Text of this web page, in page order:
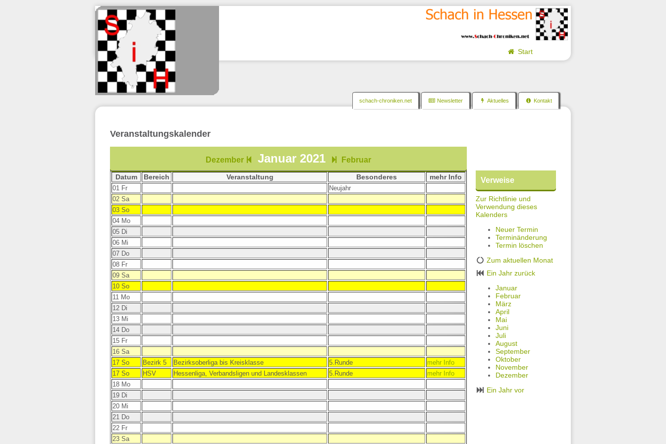
schach-chroniken.net Newsletter Aktuelles Kontakt
Veranstaltungskalender
Dezember Januar 2021 Februar
Datum Bereich Veranstaltung Besonderes mehr Info
01 Fr
Neujahr
02 Sa
03 So
04 Mo
05 Di
06 Mi
07 Do
08 Fr
09 Sa
10 So
11 Mo
12 Di
13 Mi
14 Do
15 Fr
16 Sa
17 So
Bezirk 5 Bezirksoberliga bis Kreisklasse 5.Runde
mehr Info
17 So
HSV Hessenliga, Verbandsligen und Landesklassen 5.Runde
mehr Info
18 Mo
19 Di
20 Mi
21 Do
22 Fr
23 Sa
Verweise
Zur Richtlinie und
Verwendung dieses
Kalenders
Neuer Termin
Terminänderung
Termin löschen
Zum aktuellen Monat
Ein Jahr zurück
Januar
Februar
März
April
Mai
Juni
Juli
August
September
Oktober
November
Dezember
Ein Jahr vor
Start